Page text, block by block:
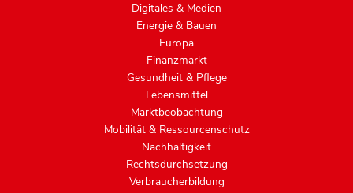
Digitales & Medien
Energie & Bauen
Europa
Finanzmarkt
Gesundheit & Pflege
Lebensmittel
Marktbeobachtung
Mobilität & Ressourcenschutz
Nachhaltigkeit
Rechtsdurchsetzung
Verbraucherbildung